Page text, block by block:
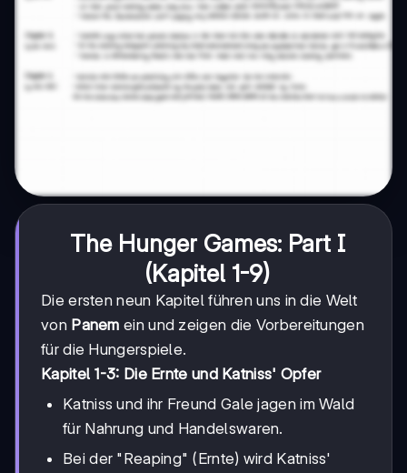
The Hunger Games: Part I
(Kapitel 1-9)
Die ersten neun Kapitel führen uns in die Welt
von Panem ein und zeigen die Vorbereitungen
für die Hungerspiele.
Kapitel 1-3: Die Ernte und Katniss' Opfer
Katniss und ihr Freund Gale jagen im Wald
für Nahrung und Handelswaren.
Bei der "Reaping" (Ernte) wird Katniss'